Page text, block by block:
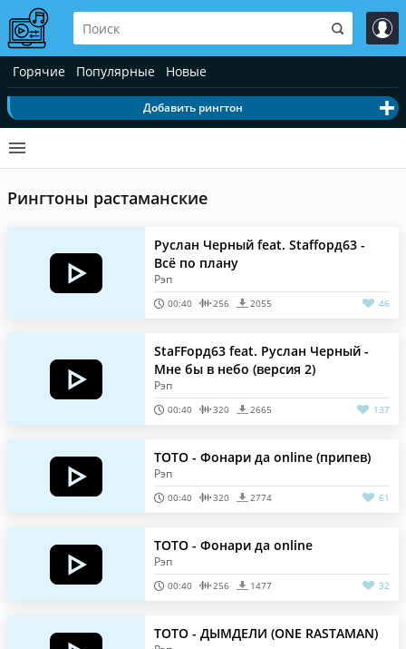
Горячие Популярные Новые
Добавить рингтон
Рингтоны растаманские
Руслан Черный feat. Staffорд63 -
Всё по плану
Рэп
00:40 256 2055 46
StaFFорд63 feat. Руслан Черный -
Мне бы в небо (версия 2)
Рэп
00:40 320 2665 137
TOTO - Фонари да online (припев)
Рэп
00:40 320 2774 61
TOTO - Фонари да online
Рэп
00:40 256 1477 32
TOTO - ДЫМДЕЛИ (ONE RASTAMAN)